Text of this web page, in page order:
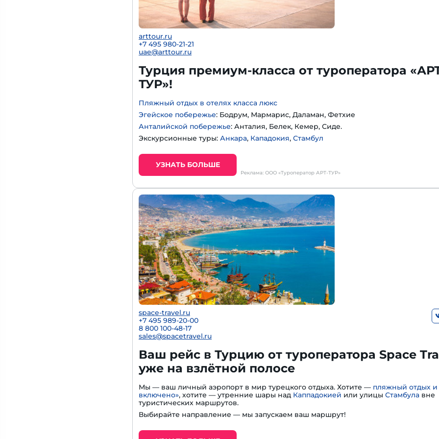
arttour.ru
+7 495 980-21-21
uae@arttour.ru
Турция премиум-класса от туроператора
ТУР»!
Пляжный отдых в отелях класса люкс
Эгейское побережье: Бодрум, Мармарис, Даламан, Фетхие
Анталийской побережье: Анталия, Белек, Кемер, Сиде.
Экскурсионные туры: Анкара, Кападокия, Стамбул
УЗНАТЬ БОЛЬШЕ
Реклама: ООО «Туроператор АРТ-ТУР»
space-travel.ru
+7 495 989-20-00
8 800 100-48-17
sales@spacetravel.ru
Ваш рейс в Турцию от туроператора Space
уже на взлётной полосе
Мы — ваш личный аэропорт в мир турецкого отдыха. Хотите — пляжный отдых и
включено», хотите — утренние шары над Каппадокией или улицы Стамбула вне
туристических маршрутов.
Выбирайте направление — мы запускаем ваш маршрут!